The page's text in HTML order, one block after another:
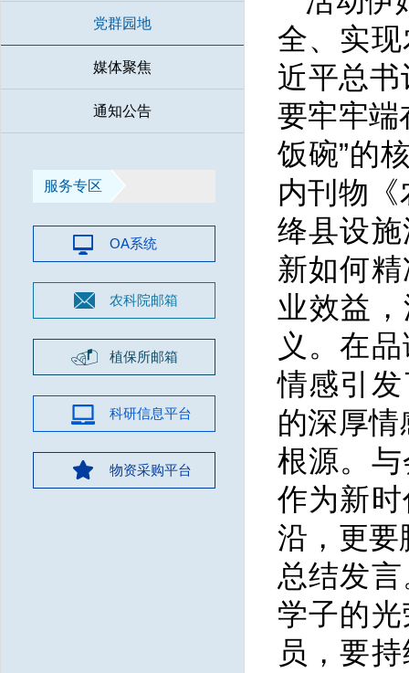
党群园地
媒体聚焦
通知公告
服务专区
OA系统
农科院邮箱
植保所邮箱
科研信息平台
物资采购平台
全、实
近平总
要牢牢端
饭碗”的
内刊物
绛县设
新如何
业效益
义。在
情感引
的深厚情
根源。
作为新
沿，更要
总结发
学子的
员，要